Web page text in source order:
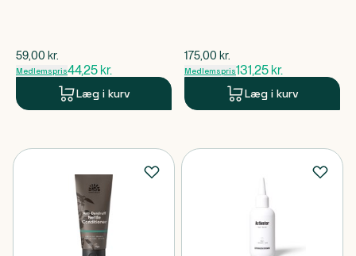
$gammel pris
59,00 kr.
Medlemspris44,25 kr.
Læg i kurv
$gammel pris
175,00 kr.
Medlemspris131,25 kr.
Læg i kurv